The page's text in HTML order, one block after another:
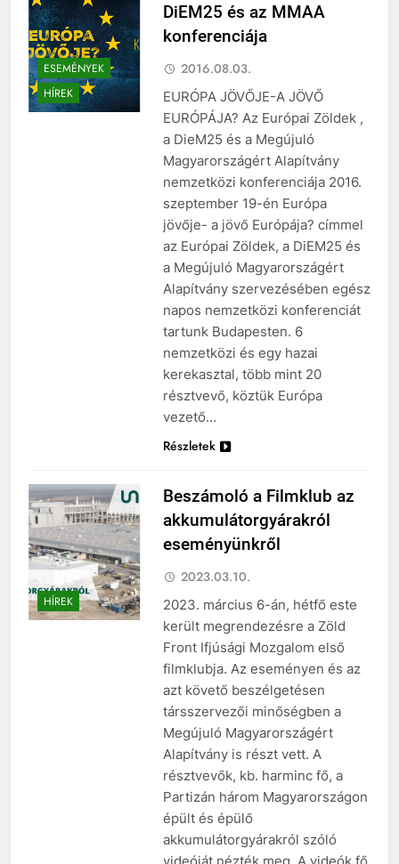
ESEMÉNYEK
HÍREK
DiEM25 és az MMAA
konferenciája
2016.08.03.
EURÓPA JÖVŐJE-A JÖVŐ
EURÓPÁJA? Az Európai Zöldek ,
a DieM25 és a Megújuló
Magyarországért Alapítvány
nemzetközi konferenciája 2016.
szeptember 19-én Európa
jövője- a jövő Európája? címmel
az Európai Zöldek, a DiEM25 és
a Megújuló Magyarországért
Alapítvány szervezésében egész
napos nemzetközi konferenciát
tartunk Budapesten. 6
nemzetközi és egy hazai
kerekasztal, több mint 20
résztvevő, köztük Európa
vezető…
Részletek
HÍREK
Beszámoló a Filmklub az
akkumulátorgyárakról
eseményünkről
2023.03.10.
2023. március 6-án, hétfő este
került megrendezésre a Zöld
Front Ifjúsági Mozgalom első
filmklubja. Az eseményen és az
azt követő beszélgetésen
társszervezői minőségben a
Megújuló Magyarországért
Alapítvány is részt vett. A
résztvevők, kb. harminc fő, a
Partizán három Magyarországon
épült és épülő
akkumulátorgyárakról szóló
videóját nézték meg. A videók fő